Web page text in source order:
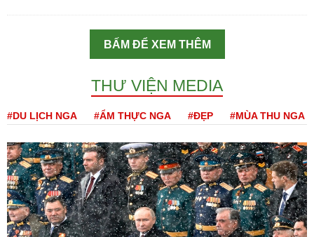
BẤM ĐỂ XEM THÊM
THƯ VIỆN MEDIA
#DU LỊCH NGA #ẨM THỰC NGA #ĐẸP #MÙA THU NGA